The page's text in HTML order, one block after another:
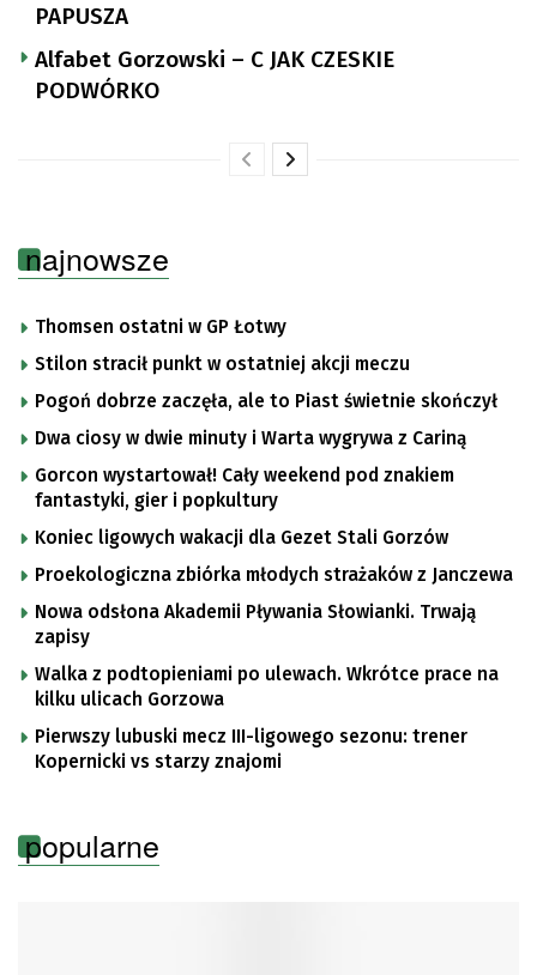
PAPUSZA
Alfabet Gorzowski – C JAK CZESKIE
PODWÓRKO
najnowsze
Thomsen ostatni w GP Łotwy
Stilon stracił punkt w ostatniej akcji meczu
Pogoń dobrze zaczęła, ale to Piast świetnie skończył
Dwa ciosy w dwie minuty i Warta wygrywa z Cariną
Gorcon wystartował! Cały weekend pod znakiem
fantastyki, gier i popkultury
Koniec ligowych wakacji dla Gezet Stali Gorzów
Proekologiczna zbiórka młodych strażaków z Janczewa
Nowa odsłona Akademii Pływania Słowianki. Trwają
zapisy
Walka z podtopieniami po ulewach. Wkrótce prace na
kilku ulicach Gorzowa
Pierwszy lubuski mecz III-ligowego sezonu: trener
Kopernicki vs starzy znajomi
popularne